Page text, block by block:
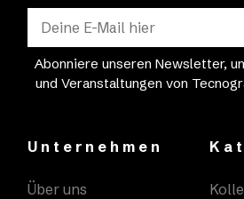
Abonniere unseren Newsletter,
und Veranstaltungen von
Unternehmen
Über uns